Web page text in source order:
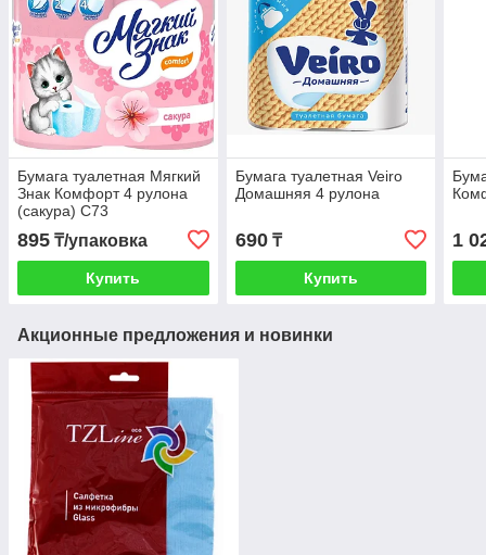
Бумага туалетная Мягкий
Знак Комфорт 4 рулона
(сакура) С73
895 ₸/упаковка
Купить
Бумага туалетная Veiro
Домашняя 4 рулона
690₸
Купить
1
Акционные предложения и новинки